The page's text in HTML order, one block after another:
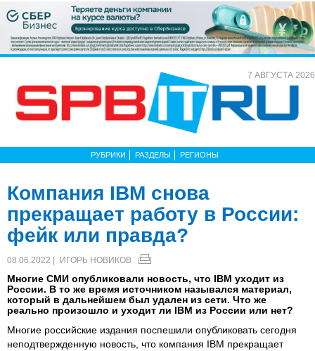
7 АВГУСТА 2026
РУБРИКИ РАЗДЕЛЫ РЕГИОНЫ
Компания IBM снова
прекращает работу в России:
фейк или правда?
08.06.2022 | ИГОРЬ НОВИКОВ
Многие СМИ опубликовали новость, что IBM уходит из
России. В то же время источником назывался материал,
который в дальнейшем был удален из сети. Что же
реально произошло и уходит ли IBM из России или нет?
Многие российские издания поспешили опубликовать сегодня
неподтвержденную новость, что компания IBM прекращает